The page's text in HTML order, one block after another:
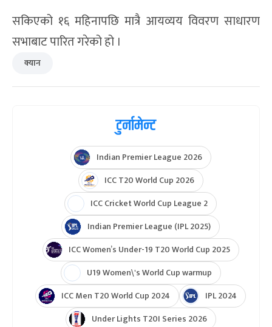
सकिएको १६ महिनापछि मात्रै आयव्यय विवरण साधारण
सभाबाट पारित गरेको हो ।
क्यान
टुर्नामेन्ट
Indian Premier League 2026
ICC T20 World Cup 2026
ICC Cricket World Cup League 2
Indian Premier League (IPL 2025)
ICC Women’s Under-19 T20 World Cup 2025
U19 Women\'s World Cup warmup
ICC Men T20 World Cup 2024
IPL 2024
Under Lights T20I Series 2026